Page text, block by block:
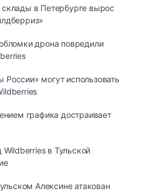
в Петербурге вырос
дрона повредили
могут использовать
графика достраивает
Wildberries в Тульской
Алексине атакован